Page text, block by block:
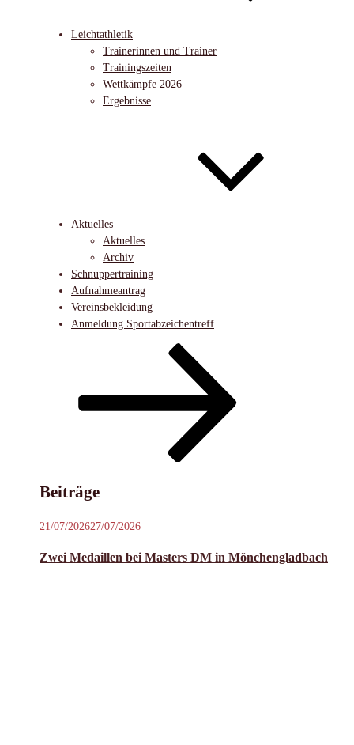
Leichtathletik
Trainerinnen und Trainer
Trainingszeiten
Wettkämpfe 2026
Ergebnisse
Aktuelles
Aktuelles
Archiv
Schnuppertraining
Aufnahmeantrag
Vereinsbekleidung
Anmeldung Sportabzeichentreff
Beiträge
Veröffentlicht
21/07/202627/07/2026
Zwei Medaillen bei Masters DM in Mönchengladbach